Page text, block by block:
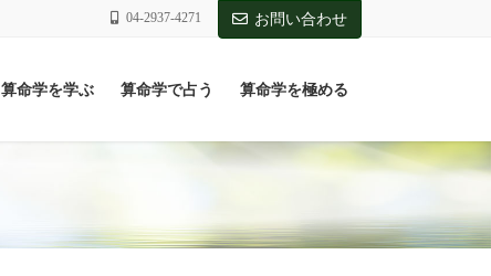
04-2937-4271 お問い合わせ
算命学を学ぶ 算命学で占う 算命学を極める